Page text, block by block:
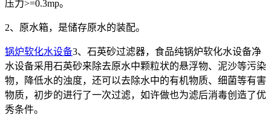
压力>=0.3mp。
2、原水箱，是储存原水的装配。
锅炉软化水设备3、石英砂过滤器，食品纯锅炉软化水设备净
水设备采用石英砂来除去原水中颗粒状的悬浮物、泥沙等污染
物，降低水的浊度，还可以去除水中的有机物质、细菌等有害
物质，初步的进行了一次过滤，如许做也为滤后消毒创造了优
秀条件。